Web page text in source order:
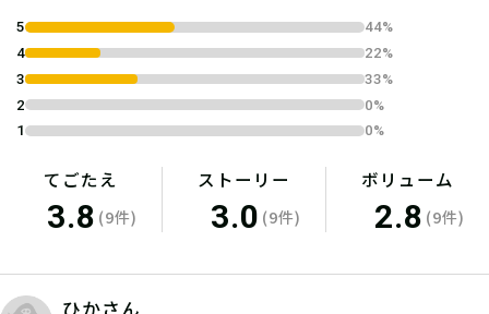
5
44%
4
22%
3
33%
2
0%
1
0%
てごたえ
3.8 (9件)
ストーリー
3.0 (9件)
ボリューム
2.8 (9件)
ひかさん